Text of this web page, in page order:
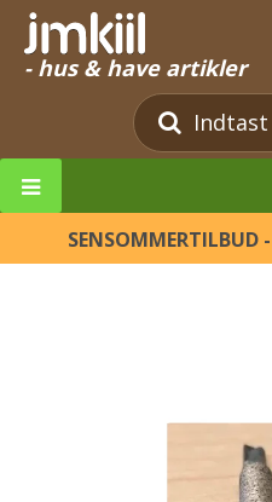
- hus & have artikler